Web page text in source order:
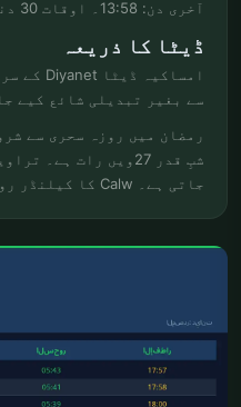
آخری دن: 13:58۔ اوقات 30 دنوں میں بدلتے ہیں۔
ڈیٹا کا ذریعہ
سے بغیر تبدیلی شائع کیے
رمضان میں روزہ سحری سے
شبِ قدر 27ویں رات
جاتی ہے۔ Calw کا کیلنڈر روزانہ اپ ڈیٹ ہوتا ہے۔